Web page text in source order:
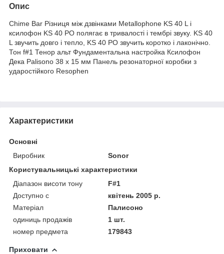
Опис
Chime Bar Різниця між дзвінками Metallophone KS 40 L і
ксилофон KS 40 PO полягає в тривалості і тембрі звуку. KS 40
L звучить довго і тепло, KS 40 PO звучить коротко і лаконічно.
Тон f#1 Тенор альт Фундаментальна настройка Ксилофон
Дека Palisono 38 x 15 мм Панель резонаторної коробки з
ударостійкого Resophen
Характеристики
Основні
Виробник
Sonor
Користувальницькі характеристики
Діапазон висоти тону
F#1
Доступно с
квітень 2005 р.
Матеріал
Палисоно
одиниць продажів
1 шт.
номер предмета
179843
Приховати